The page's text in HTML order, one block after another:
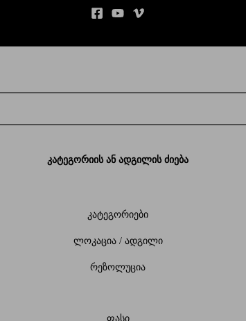
კატეგორიის ან ადგილის ძიება
კატეგორიები
ლოკაცია / ადგილი
რეზოლუცია
ფასი